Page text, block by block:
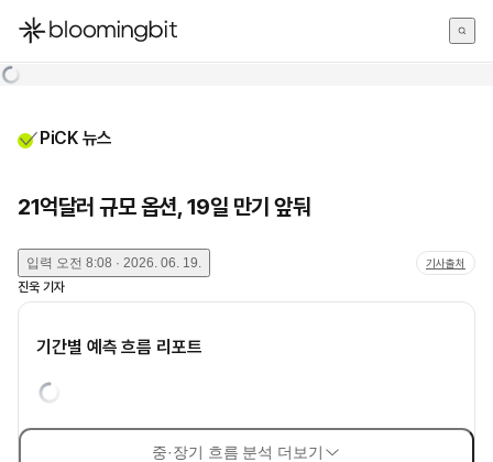
한국어
PiCK 뉴스
21억달러 규모 옵션, 19일 만기 앞둬
입력 오전 8:08 · 2026. 06. 19. 기사출처
진욱 기자
기간별 예측 흐름 리포트
중·장기 흐름 분석 더보기